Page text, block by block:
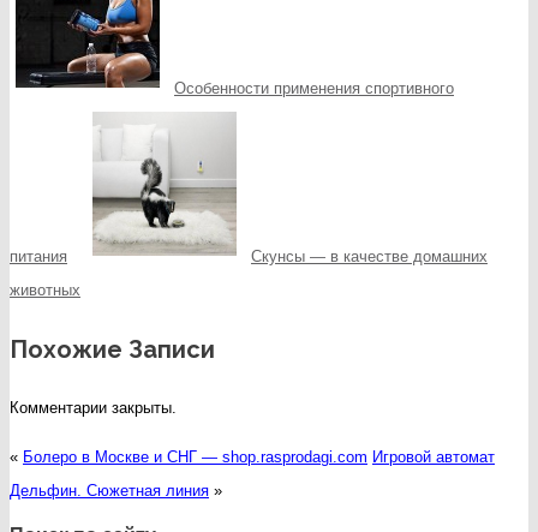
Особенности применения спортивного
питания
Скунсы — в качестве домашних
животных
Похожие Записи
Комментарии закрыты.
« Болеро в Москве и СНГ — shop.rasprodagi.com Игровой автомат
Дельфин. Сюжетная линия »